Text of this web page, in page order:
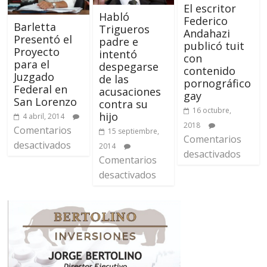
Barletta
Presentó el
Proyecto
para el
Juzgado
Federal en
San Lorenzo
4 abril, 2014
Comentarios
desactivados
Habló
Trigueros
padre e
intentó
despegarse
de las
acusaciones
contra su
hijo
15 septiembre,
2014
Comentarios
desactivados
El escritor
Federico
Andahazi
publicó tuit
con
contenido
pornográfico
gay
16 octubre,
2018
Comentarios
desactivados